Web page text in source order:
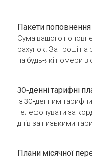
Пакети поповнення
Сума вашого
рахунок. За гроші
на будь-які номери в
30-денні тарифні
Із 30-денним
телефонувати за
днів за низькими
Плани місячної